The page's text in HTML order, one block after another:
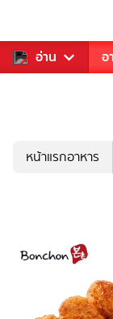
อ่าน
รวงการเพลง อ
หน้าแรกอาหาร